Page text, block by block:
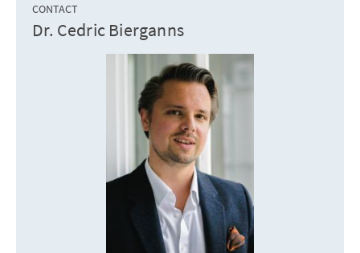
CONTACT
Dr. Cedric Bierganns